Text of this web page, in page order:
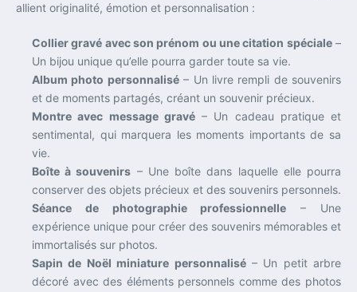
allient originalité, émotion et personnalisation :
Collier gravé avec son prénom ou une citation spéciale–
Un bijou unique qu’elle pourra garder toute sa vie.
Album photo personnalisé– Un livre rempli de souvenirs
et de moments partagés, créant un souvenir précieux.
Montre avec message gravé– Un cadeau pratique et
sentimental, qui marquera les moments importants de sa
vie.
Boîte à souvenirs – Une boîte dans laquelle elle pourra
conserver des objets précieux et des souvenirs personnels.
Séance de photographie professionnelle – Une
expérience unique pour créer des souvenirs mémorables et
immortalisés sur photos.
Sapin de Noël miniature personnalisé– Un petit arbre
décoré avec des éléments personnels comme des photos